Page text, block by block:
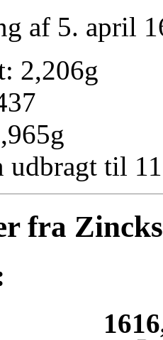
af 5. april
2,206g
udbragt til
fra